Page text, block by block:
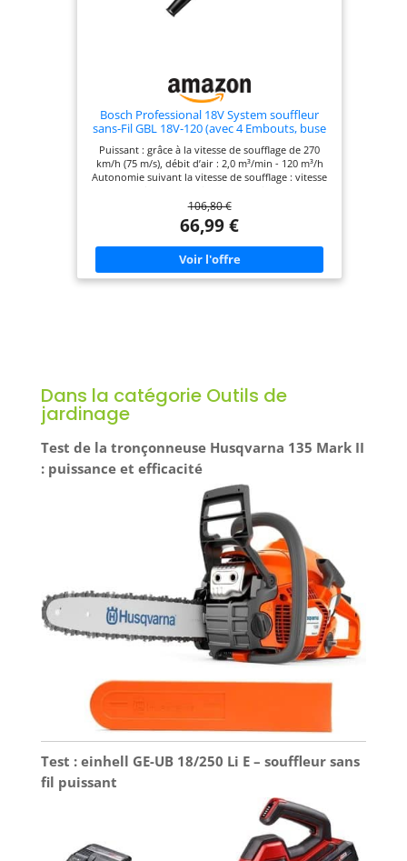
Bosch Professional 18V System souffleur
sans-Fil GBL 18V-120 (avec 4 Embouts, buse
Standard, Tube prolongateur, buse pour
Trous de perçage, bac à poussière)
Puissant : grâce à la vitesse de soufflage de 270
km/h (75 m/s), débit d’air : 2,0 m³/min - 120 m³/h
Autonomie suivant la vitesse de soufflage : vitesse
Polyvalent et flexible : les 4 adaptateurs
permettent différentes applications et aussi une
utilisation en tant que souffleur de feuilles
Professional 18V System. Performances
maximales. Liberté totale. Toutes les batteries sont
compatibles avec les outils Bosch Professional
nouveaux et existants dans la même classe de
106,80 €
66,99 €
Dans la catégorie Outils de
jardinage
Test de la tronçonneuse Husqvarna 135 Mark II
: puissance et efficacité
Test : einhell GE-UB 18/250 Li E – souffleur sans
fil puissant